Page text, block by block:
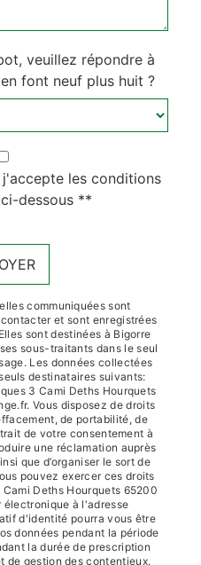
veuillez répondre à
font neuf plus huit ?
les conditions
dessous **
communiquées sont
et sont enregistrées
sont destinées à Bigorre
sous-traitants dans le seul
Les données collectées
destinataires suivants:
3 Cami Deths Hourquets
Vous disposez de droits
de portabilité, de
de votre consentement à
une réclamation auprès
que d’organiser le sort de
pouvez exercer ces droits
Deths Hourquets 65200
électronique à l'adresse
d'identité pourra vous être
données pendant la période
la durée de prescription
de gestion des contentieux.